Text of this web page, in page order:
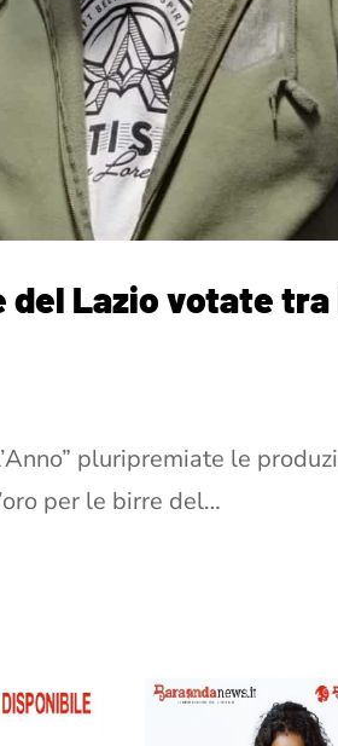
del Lazio votate tra
pluripremiate le
per le birre del…